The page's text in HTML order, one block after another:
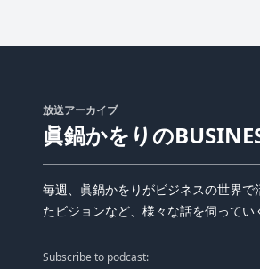
放送アーカイブ
眞鍋かをりの
毎週、眞鍋かをりがビジネスの世界
たビジョンなど、様々な話を伺ってい
Subscribe to podcast: